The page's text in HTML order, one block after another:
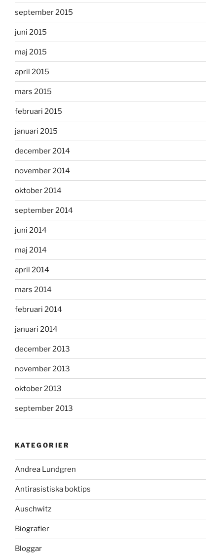
september 2015
juni 2015
maj 2015
april 2015
mars 2015
februari 2015
januari 2015
december 2014
november 2014
oktober 2014
september 2014
juni 2014
maj 2014
april 2014
mars 2014
februari 2014
januari 2014
december 2013
november 2013
oktober 2013
september 2013
KATEGORIER
Andrea Lundgren
Antirasistiska boktips
Auschwitz
Biografier
Bloggar